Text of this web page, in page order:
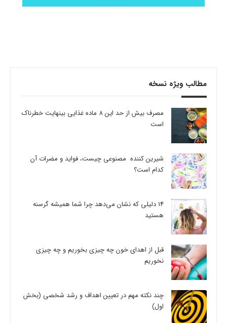
مطالب ویژه نسخه
مصرف بیش از حد این 8 ماده غذایی بینهایت خطرناک
است
شیرین کننده مصنوعی چیست، فواید و مضرات آن
کدام است؟
14 دلیلی که نشان می‌دهد چرا شما همیشه گرسنه
هستید
قبل از اهدای خون چه چیزی بخوریم و چه چیزی
نخوریم
چند نکته مهم در تعیین اهداف و رشد شخصی (بخش
اول)